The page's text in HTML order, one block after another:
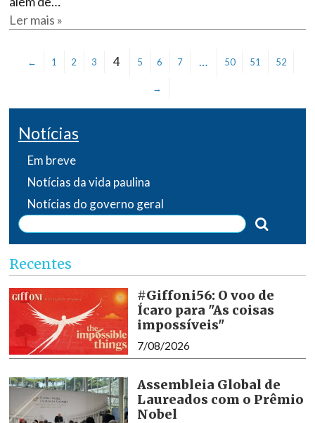
Ler mais »
← 1 2 3 4 5 6 7 … 50 51 52
→
Notícias
Em breve
Notícias da vida paulina
Notícias do governo geral
Recentes
#Giffoni56: O voo de
Ícaro para "As coisas
impossíveis"
7/08/2026
Assembleia Global de
Laureados com o Prêmio
Nobel